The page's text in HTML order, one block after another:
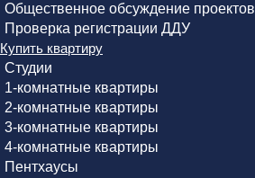
Общественное обсуждение проектов
Проверка регистрации ДДУ
Купить квартиру
Студии
1-комнатные квартиры
2-комнатные квартиры
3-комнатные квартиры
4-комнатные квартиры
Пентхаусы